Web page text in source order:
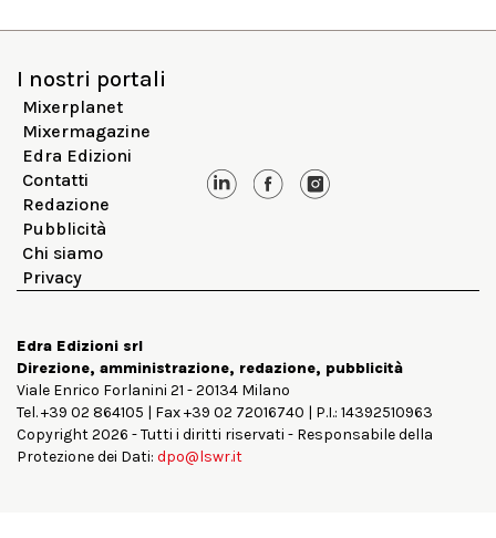
I nostri portali
Mixerplanet
Mixermagazine
Edra Edizioni
Contatti
Redazione
Pubblicità
Chi siamo
Privacy
Edra Edizioni srl
Direzione, amministrazione, redazione, pubblicità
Viale Enrico Forlanini 21 - 20134 Milano
Tel. +39 02 864105 | Fax +39 02 72016740 | P.I.: 14392510963
Copyright 2026 - Tutti i diritti riservati - Responsabile della
Protezione dei Dati: dpo@lswr.it